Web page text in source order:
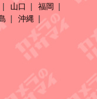
山口
福岡
沖縄